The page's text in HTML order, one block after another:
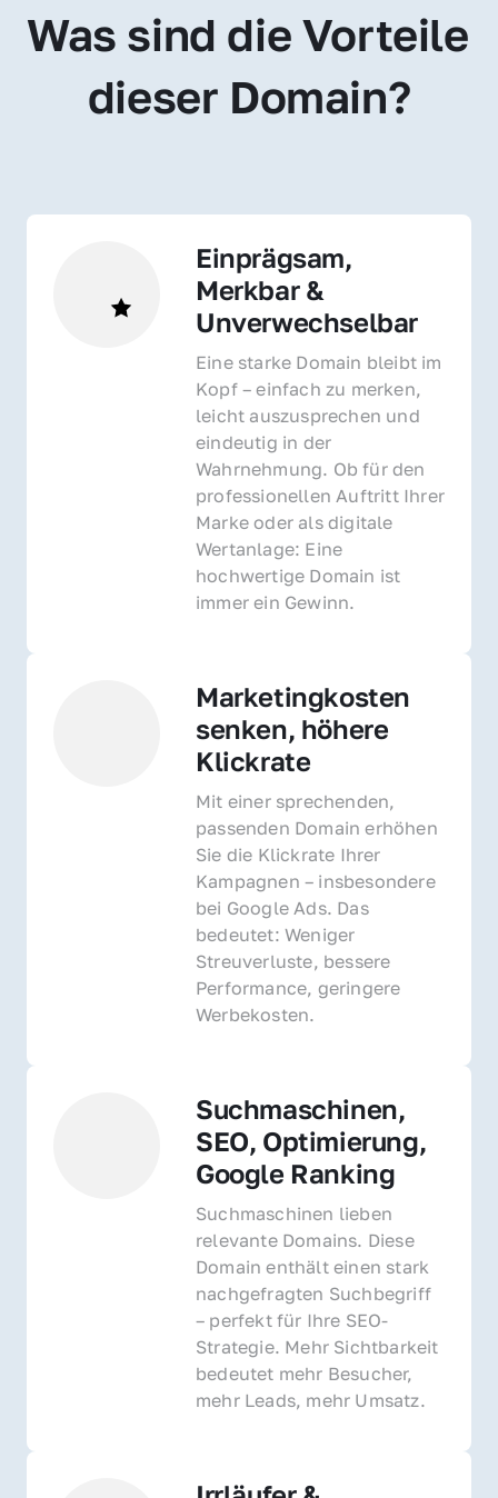
Was sind die Vorteile
dieser Domain?
Einprägsam,
Merkbar &
Unverwechselbar
Eine starke Domain bleibt im
Kopf – einfach zu merken,
leicht auszusprechen und
eindeutig in der
Wahrnehmung. Ob für den
professionellen Auftritt Ihrer
Marke oder als digitale
Wertanlage: Eine
hochwertige Domain ist
immer ein Gewinn.
Marketingkosten
senken, höhere
Klickrate
Mit einer sprechenden,
passenden Domain erhöhen
Sie die Klickrate Ihrer
Kampagnen – insbesondere
bei Google Ads. Das
bedeutet: Weniger
Streuverluste, bessere
Performance, geringere
Werbekosten.
Suchmaschinen,
SEO, Optimierung,
Google Ranking
Suchmaschinen lieben
relevante Domains. Diese
Domain enthält einen stark
nachgefragten Suchbegriff
– perfekt für Ihre SEO-
Strategie. Mehr Sichtbarkeit
bedeutet mehr Besucher,
mehr Leads, mehr Umsatz.